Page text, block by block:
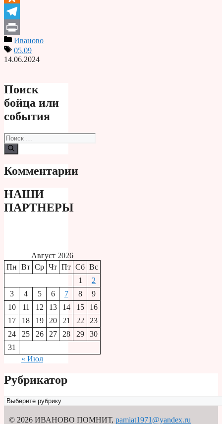
Odnoklassniki
Telegram
PrintИваново
05.09
14.06.2024
Поиск
бойца или
события
Поиск:
Комментарии
НАШИ
ПАРТНЕРЫ
Август 2026
Пн Вт Ср Чт Пт Сб Вс
1
2
3
4 5 6 7 8
9
10
11 12 13 14 15
16
17
18 19 20 21 22
23
24
25 26 27 28 29
30
31
« Июл
Рубрикатор
Рубрикатор
© 2026 ИВАНОВО ПОМНИТ, pamiat1971@yandex.ru